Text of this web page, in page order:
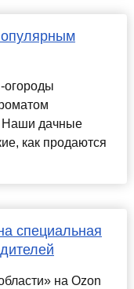
огороды
Наши дачные
как продаются
специальная
на Ozon